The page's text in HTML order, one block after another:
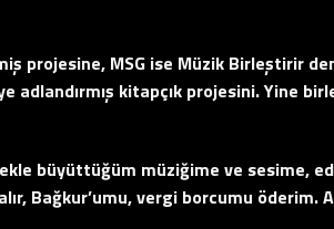
projesine, MSG ise Müzik Birleştirir
adlandırmış kitapçık projesini. Yine
büyüttüğüm müziğime ve sesime,
Bağkur’umu, vergi borcumu öderim.